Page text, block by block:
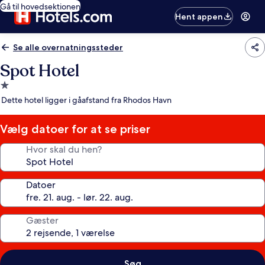
Gå til hovedsektionen
Hent appen
Se alle overnatningssteder
Spot Hotel
1.0-
stjernet
Dette hotel ligger i gåafstand fra Rhodos Havn
Vælg datoer for at se priser
Hvor skal du hen?
Datoer
Gæster